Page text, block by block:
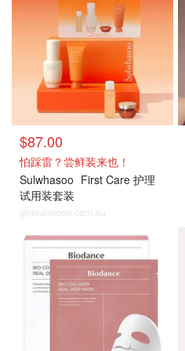
$87.00
怕踩雷？尝鲜装来也！
Sulwhasoo First Care 护理
试用装套装
@dealmoon.com.au